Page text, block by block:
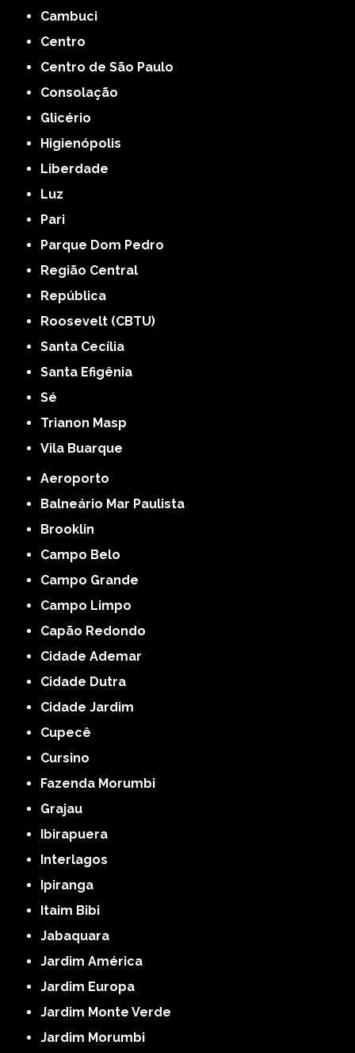
Cambuci
Centro
Centro de São Paulo
Consolação
Glicério
Higienópolis
Liberdade
Luz
Pari
Parque Dom Pedro
Região Central
República
Roosevelt (CBTU)
Santa Cecília
Santa Efigênia
Sé
Trianon Masp
Vila Buarque
Aeroporto
Balneário Mar Paulista
Brooklin
Campo Belo
Campo Grande
Campo Limpo
Capão Redondo
Cidade Ademar
Cidade Dutra
Cidade Jardim
Cupecê
Cursino
Fazenda Morumbi
Grajau
Ibirapuera
Interlagos
Ipiranga
Itaim Bibi
Jabaquara
Jardim América
Jardim Europa
Jardim Monte Verde
Jardim Morumbi